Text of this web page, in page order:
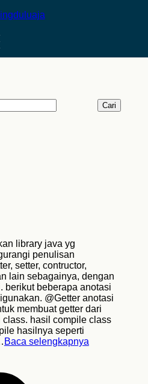
Cari
library java yg
penulisan
setter, contructor,
lain sebagainya, dengan
berikut beberapa anotasi
@Getter anotasi
membuat getter dari
hasil compile class
hasilnya seperti
Baca selengkapnya